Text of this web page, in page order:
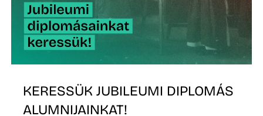
KERESSÜK JUBILEUMI DIPLOMÁS
ALUMNIJAINKAT!